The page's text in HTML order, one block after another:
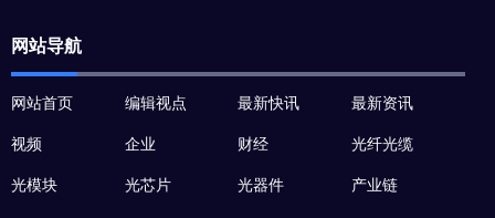
网站导航
网站首页 编辑视点 最新快讯 最新资讯
视频 企业 财经 光纤光缆
光模块 光芯片 光器件 产业链